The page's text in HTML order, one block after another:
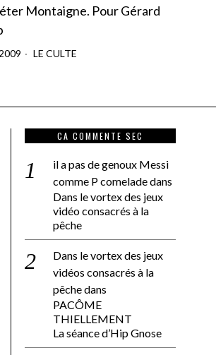
Montaigne. Pour Gérard
LE CULTE
CA COMMENTE SEC
il a pas de genoux Messi
comme P comeladedans
Dans le vortex des jeux
vidéo consacrés à la
pêche
Dans le vortex des jeux
vidéos consacrés à la
pêchedans
PACÔME
THIELLEMENT
La séance d’Hip Gnose